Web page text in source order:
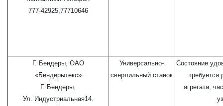
777-42925,77710646
Г. Бендеры, ОАО
«Бендерытекс»
Г. Бендеры,
Ул. Индустриальная14.
Универсально-
сверлильный станок
Состояние
требуется
агрегата,